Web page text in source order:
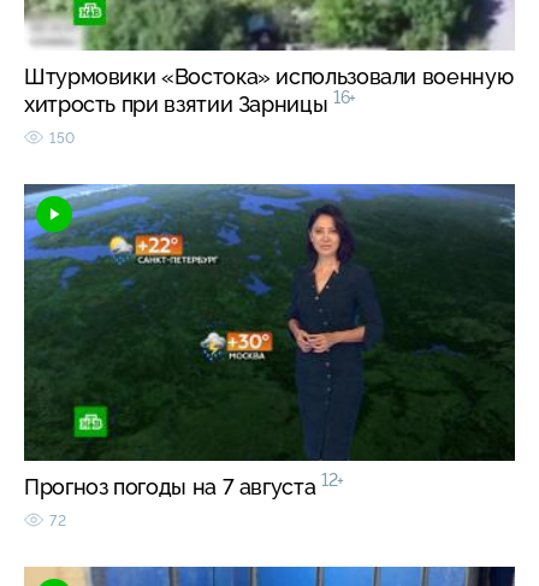
Штурмовики «Востока» использовали военную
хитрость при взятии Зарницы 16+
150
Прогноз погоды на 7 августа 12+
72